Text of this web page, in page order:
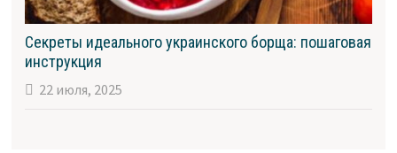
Секреты идеального украинского борща: пошаговая
инструкция
22 июля, 2025